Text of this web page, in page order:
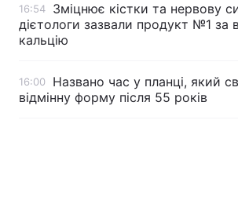
16:54
Зміцнює кістки та нервову
дієтологи зазвали продукт №1 за
кальцію
16:00
Названо час у планці, який
відмінну форму після 55 років